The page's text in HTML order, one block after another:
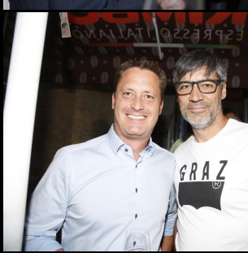
Zinzengrinsen - Das Fest
Zinzendorfgasse
23.05.2026
Chorfestival: Voices of
Spirit erklangen in Graz
Das Viertel 4 startet in die
Sommersaison
13.05.2026
Frühlingsfest der idlab
GmbH